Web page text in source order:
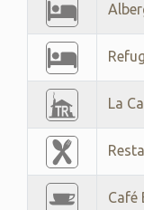
La
Café